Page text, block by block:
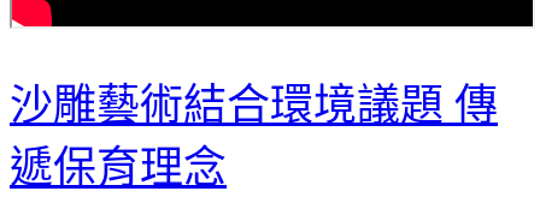
沙雕藝術結合環境議題 傳
遞保育理念